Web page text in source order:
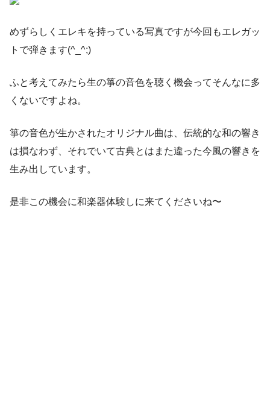
めずらしくエレキを持っている写真ですが今回もエレガッ
トで弾きます(^_^;)
ふと考えてみたら生の箏の音色を聴く機会ってそんなに多
くないですよね。
箏の音色が生かされたオリジナル曲は、伝統的な和の響き
は損なわず、それでいて古典とはまた違った今風の響きを
生み出しています。
是非この機会に和楽器体験しに来てくださいね〜